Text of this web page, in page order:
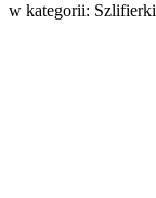
w kategorii: Szlifierki